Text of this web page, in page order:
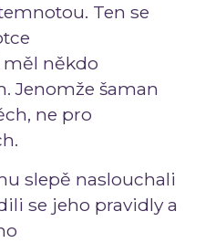
Ten se
měl někdo
Jenomže šaman
ne pro
slepě naslouchali
se jeho pravidly a